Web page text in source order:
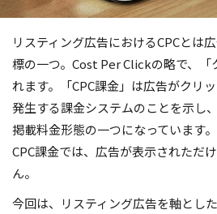
リスティング広告におけるCPCとは
標の一つ。Cost Per Clickの略で、「
れます。「CPC課金」は広告がクリ
発生する課金システムのことを示し
掲載料金形態の一つになっています。
CPC課金では、広告が表示されただ
ん。
今回は、リスティング広告を軸とし